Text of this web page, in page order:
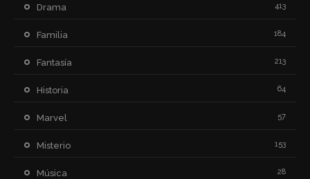
Drama 413
Familia 184
Fantasía 213
Historia 64
Marvel 57
Misterio 153
Música 28